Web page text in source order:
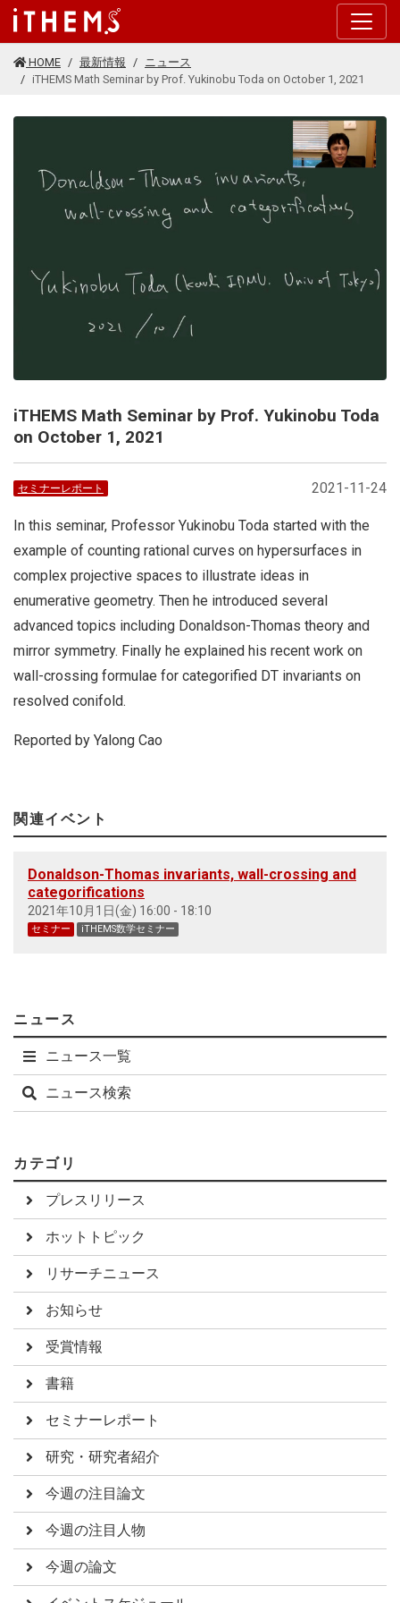
このページの本文に移動する
HOME 最新情報
ニュース
iTHEMS Math Seminar by Prof. Yukinobu Toda on October 1, 2021
iTHEMS Math Seminar by Prof. Yukinobu Toda
on October 1, 2021
2021-11-24
セミナーレポート
In this seminar, Professor Yukinobu Toda started with the
example of counting rational curves on hypersurfaces in
complex projective spaces to illustrate ideas in
enumerative geometry. Then he introduced several
advanced topics including Donaldson-Thomas theory and
mirror symmetry. Finally he explained his recent work on
wall-crossing formulae for categorified DT invariants on
resolved conifold.
Reported by Yalong Cao
関連イベント
Donaldson-Thomas invariants, wall-crossing and
categorifications
2021年10月1日(金) 16:00 - 18:10
セミナー iTHEMS数学セミナー
ニュース
ニュース一覧
ニュース検索
カテゴリ
プレスリリース
ホットトピック
リサーチニュース
お知らせ
受賞情報
書籍
セミナーレポート
研究・研究者紹介
今週の注目論文
今週の注目人物
今週の論文